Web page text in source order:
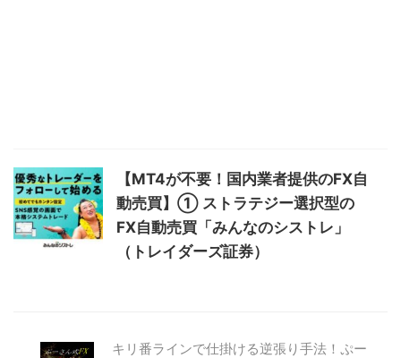
【MT4が不要！国内業者提供のFX自
動売買】① ストラテジー選択型の
FX自動売買「みんなのシストレ」
（トレイダーズ証券）
キリ番ラインで仕掛ける逆張り手法！ぷー